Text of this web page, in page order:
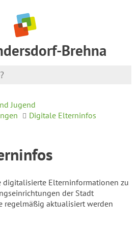
Brehna
Jugend
Digitale Elterninfos
digitalisierte Elterninformationen zu
der Stadt
regelmäßig aktualisiert werden